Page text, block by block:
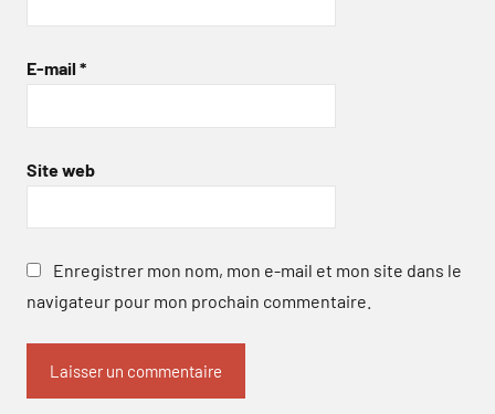
E-mail *
Site web
Enregistrer mon nom, mon e-mail et mon site dans le
navigateur pour mon prochain commentaire.